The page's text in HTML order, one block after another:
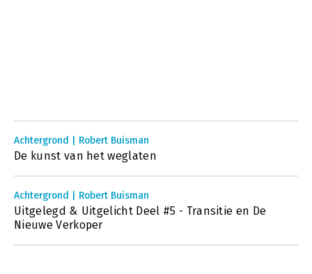
Achtergrond | Robert Buisman
De kunst van het weglaten
Achtergrond | Robert Buisman
Uitgelegd & Uitgelicht Deel #5 - Transitie en De
Nieuwe Verkoper